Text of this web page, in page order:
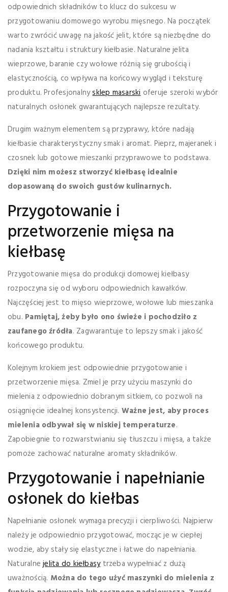
odpowiednich składników to klucz do sukcesu w
przygotowaniu domowego wyrobu mięsnego. Na początek
warto zwrócić uwagę na jakość jelit, które są niezbędne do
nadania kształtu i struktury kiełbasie. Naturalne jelita
wieprzowe, baranie czy wołowe różnią się grubością i
elastycznością, co wpływa na końcowy wygląd i teksturę
produktu. Profesjonalnysklep masarskioferuje szeroki wybór
naturalnych osłonek gwarantujących najlepsze rezultaty.
Drugim ważnym elementem są przyprawy, które nadają
kiełbasie charakterystyczny smak i aromat. Pieprz, majeranek i
czosnek lub gotowe mieszanki przyprawowe to podstawa.
Dzięki nim możesz stworzyć kiełbasę idealnie
dopasowaną do swoich gustów kulinarnych.
Przygotowanie i
przetworzenie mięsa na
kiełbasę
Przygotowanie mięsa do produkcji domowej kiełbasy
rozpoczyna się od wyboru odpowiednich kawałków.
Najczęściej jest to mięso wieprzowe, wołowe lub mieszanka
obu. Pamiętaj, żeby było ono świeże i pochodziło z
zaufanego źródła. Zagwarantuje to lepszy smak i jakość
końcowego produktu.
Kolejnym krokiem jest odpowiednie przygotowanie i
przetworzenie mięsa. Zmiel je przy użyciu maszynki do
mielenia z odpowiednio dobranym sitkiem, co pozwoli na
osiągnięcie idealnej konsystencji. Ważne jest, aby proces
mielenia odbywał się w niskiej temperaturze.
Zapobiegnie to rozwarstwianiu się tłuszczu i mięsa, a także
pomoże zachować naturalne aromaty składników.
Przygotowanie i napełnianie
osłonek do kiełbas
Napełnianie osłonek wymaga precyzji i cierpliwości. Najpierw
należy je odpowiednio przygotować, mocząc je w ciepłej
wodzie, aby stały się elastyczne i łatwe do napełniania.
Naturalnejelita do kiełbasytrzeba wypełniać z dużą
uważnością. Można do tego użyć maszynki do mielenia z